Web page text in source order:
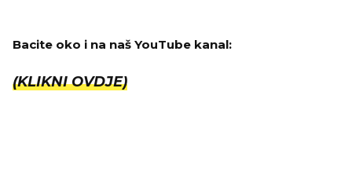
Bacite oko i na naš YouTube kanal:
(KLIKNI OVDJE)